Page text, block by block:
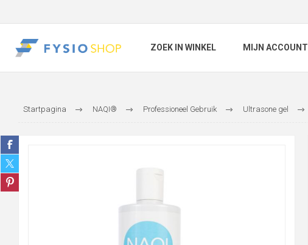
ZOEK IN WINKEL MIJN ACCOUNT
Startpagina NAQI® Professioneel Gebruik Ultrasone gel